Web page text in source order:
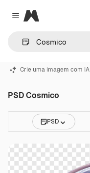
Close menu
Magnific
Crie uma imagem com IA
PSD Cosmico
PSD